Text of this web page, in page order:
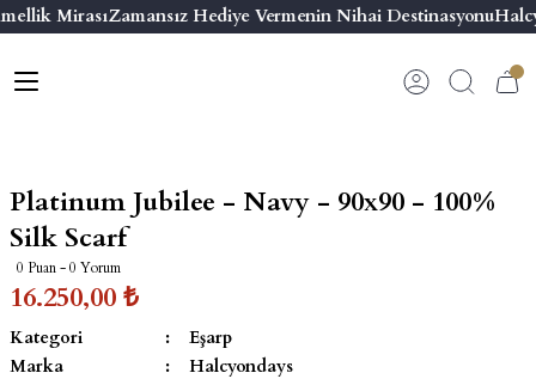
MirasıZamansız Hediye Vermenin Nihai Destinasyonu
Geri Dön
Geri Dön
ve Aksesuarlar
Mum
Geri Dön
Menteşeli Bilezik
Geri Dön
Seriler
Elephant
Platinum Jubilee - Navy - 90x90 - 100%
Silk Scarf
0 Puan - 0 Yorum
16.250,00 ₺
Kategori
Eşarp
Marka
Halcyondays